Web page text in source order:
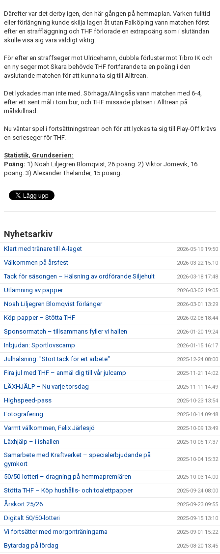
Därefter var det derby igen, den här gången på hemmaplan. Varken fulltid
eller förlängning kunde skilja lagen åt utan Falköping vann matchen först
efter en straffläggning och THF förlorade en extrapoäng som i slutändan
skulle visa sig vara väldigt viktig.
För efter en straffseger mot Ulricehamn, dubbla förluster mot Tibro IK och
en ny seger mot Skara behövde THF fortfarande ta en poäng i den
avslutande matchen för att kunna ta sig till Alltrean.
Det lyckades man inte med. Sörhaga/Alingsås vann matchen med 6-4,
efter ett sent mål i tom bur, och THF missade platsen i Alltrean på
målskillnad.
Nu väntar spel i fortsättningstrean och för att lyckas ta sig till Play-Off krävs
en serieseger för THF.
Statistik, Grundserien:
Poäng: 1) Noah Liljegren Blomqvist, 26 poäng. 2) Viktor Jörnevik, 16
poäng. 3) Alexander Thelander, 15 poäng.
Nyhetsarkiv
Klart med tränare till A-laget 2026-05-19 19:50
Välkommen på årsfest 2026-03-22 15:10
Tack för säsongen – Hälsning av ordförande Siljehult 2026-03-18 17:48
Utlämning av papper 2026-03-02 19:05
Noah Liljegren Blomqvist förlänger 2026-03-01 13:29
Köp papper – Stötta THF 2026-02-08 18:44
Sponsormatch – tillsammans fyller vi hallen 2026-01-20 19:24
Inbjudan: Sportlovscamp 2026-01-15 16:17
Julhälsning: "Stort tack för ert arbete" 2025-12-24 08:00
Fira jul med THF – anmäl dig till vår julcamp 2025-11-21 14:02
LÄXHJÄLP – Nu varje torsdag 2025-11-11 14:49
Highspeed-pass 2025-10-23 13:54
Fotografering 2025-10-14 09:48
Varmt välkommen, Felix Järlesjö 2025-10-09 13:49
Läxhjälp – i ishallen 2025-10-05 17:37
Samarbete med Kraftverket – specialerbjudande på
gymkort
2025-10-04 15:32
50/50-lotteri – dragning på hemmapremiären 2025-10-03 14:00
Stötta THF – Köp hushålls- och toalettpapper 2025-09-24 08:00
Årskort 25/26 2025-09-23 09:55
Digitalt 50/50-lotteri 2025-09-15 13:10
Vi fortsätter med morgonträningarna 2025-09-01 15:22
Bytardag på lördag 2025-08-20 13:45